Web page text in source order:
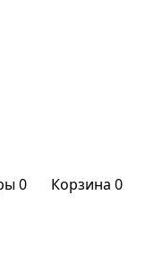
0 Корзина 0